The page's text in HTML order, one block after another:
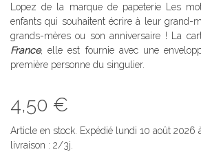
Lopez de la marque de papeterie Les
enfants qui souhaitent écrire à leur grand-
grands-mères ou son anniversaire ! La
France, elle est fournie avec une
première personne du singulier.
4,50 €
Article en stock. Expédié lundi 10 août 2026
livraison : 2/3j.